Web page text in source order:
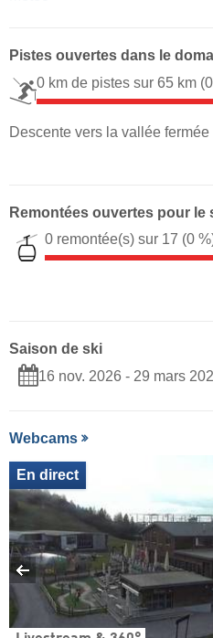
Pistes ouvertes dans le
0 km de pistes sur 65 km
Descente vers la vallée fermée
Remontées ouvertes pour le
0 remontée(s) sur 17 (0
Saison de ski
16 nov. 2026 - 29 mars
Webcams
En direct